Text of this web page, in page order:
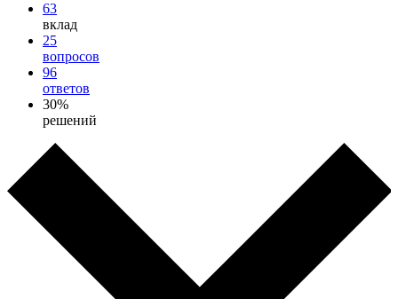
63
вклад
25
вопросов
96
ответов
30%
решений